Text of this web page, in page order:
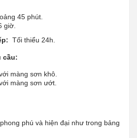
45 phút.
giờ.
Tối thiểu 24h.
cầu:
màng sơn khô.
màng sơn ướt.
phú và hiện đại như trong bảng